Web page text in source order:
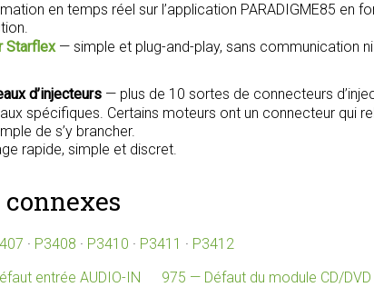
en temps réel sur l’application PARADIGME85 en
Starflex— simple et plug-and-play, sans communication
d’injecteurs — plus de 10 sortes de connecteurs
spécifiques. Certains moteurs ont un connecteur qui
de s’y brancher.
rapide, simple et discret.
connexes
· P3408 · P3410 · P3411 · P3412
entrée AUDIO-IN 975 — Défaut du module CD/